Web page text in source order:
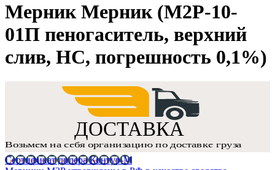
Мерник Мерник (М2Р-10-
01П пеногаситель, верхний
слив, НС, погрешность 0,1%)
Сертификат дилера Контур-М